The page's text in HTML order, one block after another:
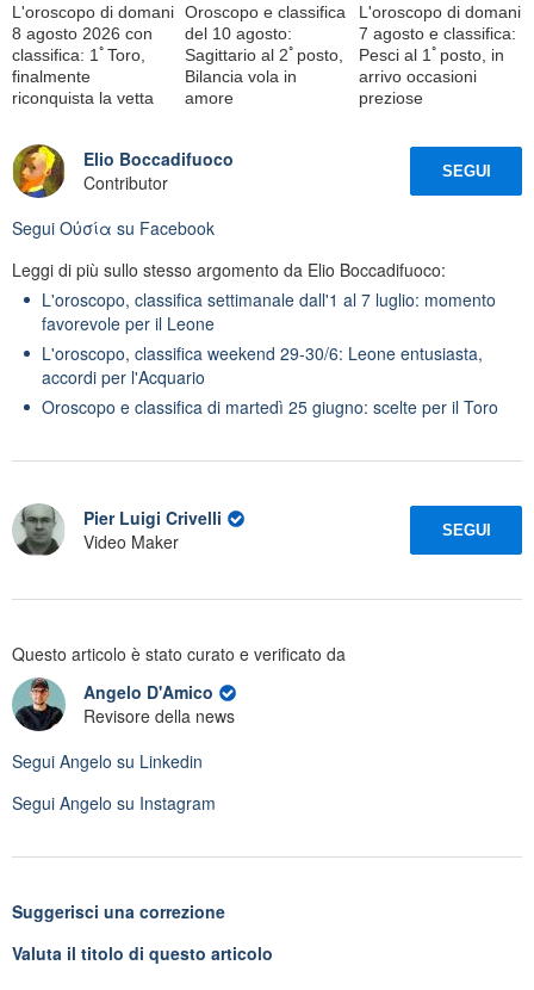
L'oroscopo di domani
8 agosto 2026 con
classifica: 1ﾟToro,
finalmente
riconquista la vetta
Oroscopo e classifica
del 10 agosto:
Sagittario al 2ﾟposto,
Bilancia vola in
amore
L'oroscopo di domani
7 agosto e classifica:
Pesci al 1ﾟposto, in
arrivo occasioni
preziose
Elio Boccadifuoco
Contributor
SEGUI
Segui Oὐσία su Facebook
Leggi di più sullo stesso argomento da Elio Boccadifuoco:
L'oroscopo, classifica settimanale dall'1 al 7 luglio: momento
favorevole per il Leone
L'oroscopo, classifica weekend 29-30/6: Leone entusiasta,
accordi per l'Acquario
Oroscopo e classifica di martedì 25 giugno: scelte per il Toro
Pier Luigi Crivelli
Video Maker
SEGUI
Questo articolo è stato curato e verificato da
Angelo D'Amico
Revisore della news
Segui Angelo su Linkedin
Segui Angelo su Instagram
Suggerisci una correzione
Valuta il titolo di questo articolo